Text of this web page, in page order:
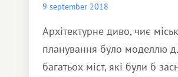
9 september 2018
Архітектурне диво, чиє
планування було моделлю
багатьох міст, які були б